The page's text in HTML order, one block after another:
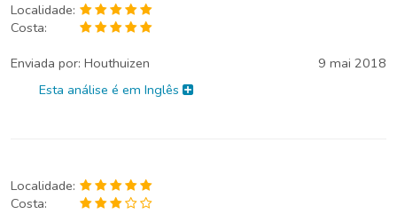
Localidade:
Costa:
Enviada por: Houthuizen
9 mai 2018
Esta análise é em Inglês
Localidade:
Costa: